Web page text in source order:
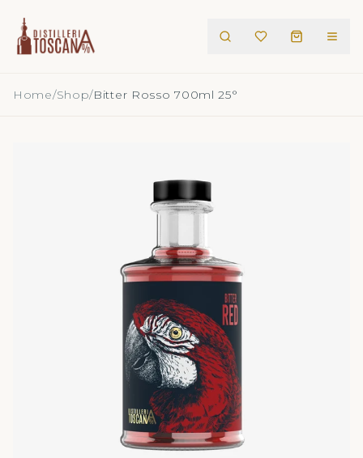
Home/Shop/Bitter Rosso 700ml 25°